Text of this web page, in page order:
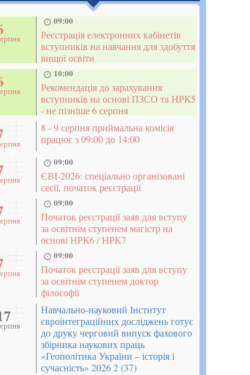
09:00
Реєстрація електронних кабінетів
вступників на навчання для здобуття
вищої освіти
10:00
Рекомендація до зарахування
вступників на основі ПЗСО та НРК5
- не пізніше 6 серпня
8 - 9 серпня приймальна комісія
працює з 09:00 до 14:00
09:00
ЄВІ-2026: спеціально організовані
сесії, початок реєстрації
09:00
Початок реєстрації заяв для вступу
за освітнім ступенем магістр на
основі НРК6 / НРК7
09:00
Початок реєстрації заяв для вступу
за освітнім ступенем доктор
філософії
Навчально-науковий Інститут
євроінтеграційних досліджень готує
до друку черговий випуск фахового
збірника наукових праць
«Геополітика України – історія і
сучасність» 2026 2 (37)